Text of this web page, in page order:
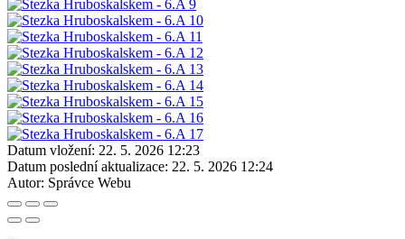
Datum vložení: 22. 5. 2026 12:23
Datum poslední aktualizace: 22. 5. 2026 12:24
Autor: Správce Webu